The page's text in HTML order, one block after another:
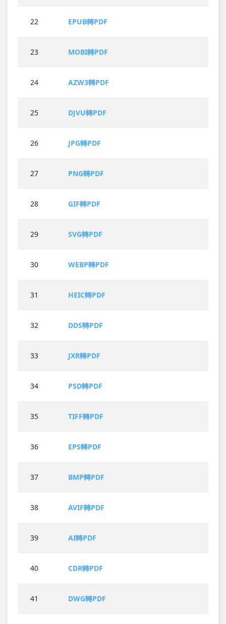
22 EPUB轉PDF
23 MOBI轉PDF
24 AZW3轉PDF
25 DJVU轉PDF
26 JPG轉PDF
27 PNG轉PDF
28 GIF轉PDF
29 SVG轉PDF
30 WEBP轉PDF
31 HEIC轉PDF
32 DDS轉PDF
33 JXR轉PDF
34 PSD轉PDF
35 TIFF轉PDF
36 EPS轉PDF
37 BMP轉PDF
38 AVIF轉PDF
39 AI轉PDF
40 CDR轉PDF
41 DWG轉PDF